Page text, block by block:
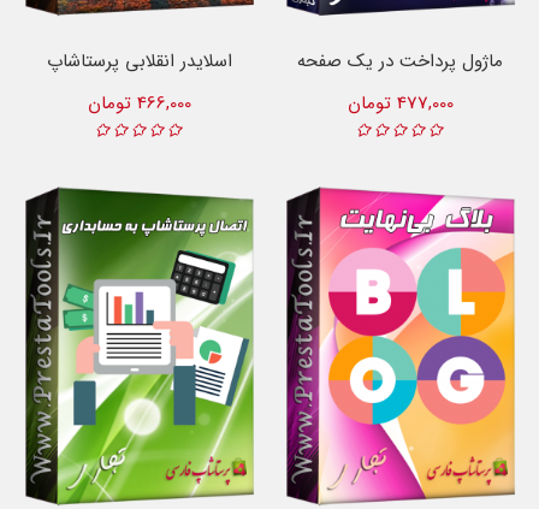
ماژول پرداخت در یک صفحه
477,000 تومان
اسلایدر انقلابی پرستاشاپ
466,000 تومان